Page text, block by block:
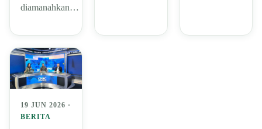
diamanahkan…
19 JUN 2026 ·
BERITA